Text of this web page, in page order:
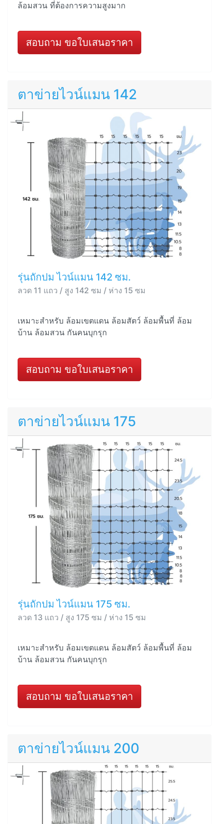
ล้อมสวน ที่ต้องการความสูงมาก
สอบถาม ขอใบเสนอราคา
ตาข่ายไวน์แมน 142
รุ่นถักปม ไวน์แมน 142 ซม.
ลวด 11 แถว / สูง 142 ซม / ห่าง 15 ซม
เหมาะสำหรับ ล้อมเขตแดน ล้อมสัตว์ ล้อมพื้นที่ ล้อม
บ้าน ล้อมสวน กันคนบุกรุก
สอบถาม ขอใบเสนอราคา
ตาข่ายไวน์แมน 175
รุ่นถักปม ไวน์แมน 175 ซม.
ลวด 13 แถว / สูง 175 ซม / ห่าง 15 ซม
เหมาะสำหรับ ล้อมเขตแดน ล้อมสัตว์ ล้อมพื้นที่ ล้อม
บ้าน ล้อมสวน กันคนบุกรุก
สอบถาม ขอใบเสนอราคา
ตาข่ายไวน์แมน 200